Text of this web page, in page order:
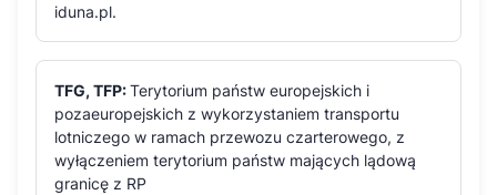
iduna.pl.
TFG, TFP:Terytorium państw europejskich i
pozaeuropejskich z wykorzystaniem transportu
lotniczego w ramach przewozu czarterowego, z
wyłączeniem terytorium państw mających lądową
granicę z RP